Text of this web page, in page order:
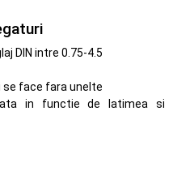
DIN intre 0.75-4.5
se face fara unelte
in functie de latimea si